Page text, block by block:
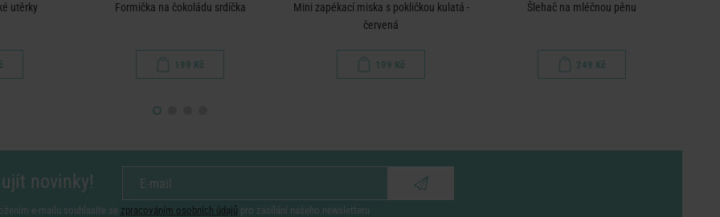
utěrky Formička na čokoládu srdíčka
199 Kč
Mini zapékací miska s pokličkou kulatá -
červená
199 Kč
Šlehač na mléčnou pěnu
249 Kč
novinky!
e-mailu souhlasíte se zpracováním osobních údajů pro zasílání našeho newsletteru